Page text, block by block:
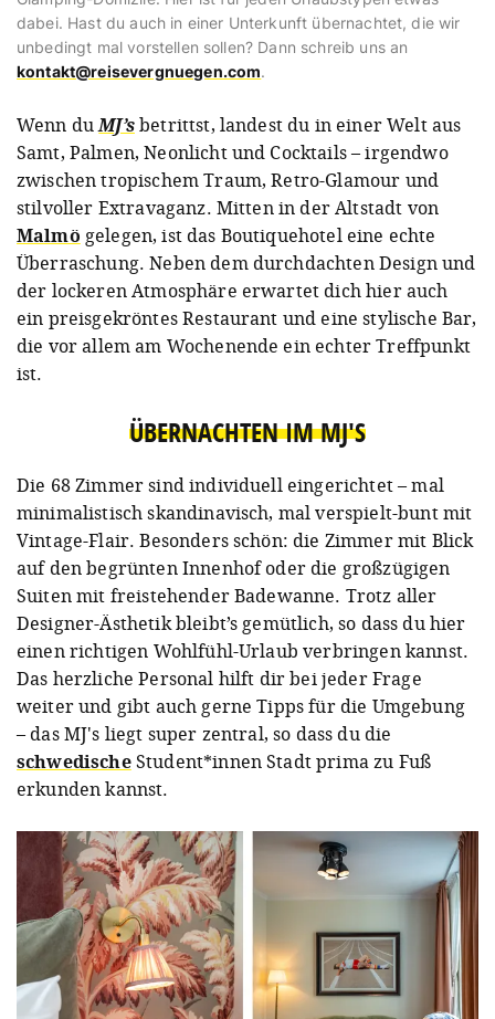
dabei. Hast du auch in einer Unterkunft übernachtet, die wir
unbedingt mal vorstellen sollen? Dann schreib uns an
kontakt@reisevergnuegen.com.
Wenn duMJ’sbetrittst, landest du in einer Welt aus
Samt, Palmen, Neonlicht und Cocktails – irgendwo
zwischen tropischem Traum, Retro-Glamour und
stilvoller Extravaganz. Mitten in der Altstadt von
Malmö gelegen, ist das Boutiquehotel eine echte
Überraschung. Neben dem durchdachten Design und
der lockeren Atmosphäre erwartet dich hier auch
ein preisgekröntes Restaurant und eine stylische Bar,
die vor allem am Wochenende ein echter Treffpunkt
ist.
ÜBERNACHTEN IM MJ'S
Die 68 Zimmer sind individuell eingerichtet – mal
minimalistisch skandinavisch, mal verspielt-bunt mit
Vintage-Flair. Besonders schön: die Zimmer mit Blick
auf den begrünten Innenhof oder die großzügigen
Suiten mit freistehender Badewanne. Trotz aller
Designer-Ästhetik bleibt’s gemütlich, so dass du hier
einen richtigen Wohlfühl-Urlaub verbringen kannst.
Das herzliche Personal hilft dir bei jeder Frage
weiter und gibt auch gerne Tipps für die Umgebung
– das MJ's liegt super zentral, so dass du die
schwedischeStudent*innen Stadt prima zu Fuß
erkunden kannst.